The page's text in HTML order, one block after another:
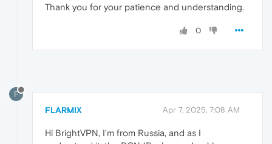
Thank you for your patience and understanding.
0
F
FLARMIX Apr 7, 2025, 7:08 AM
Hi BrightVPN, I'm from Russia, and as I